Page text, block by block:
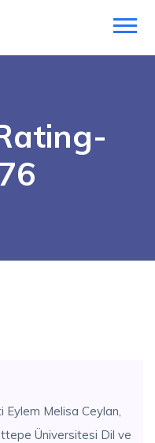
Melisa Ceylan,
Üniversitesi Dil ve